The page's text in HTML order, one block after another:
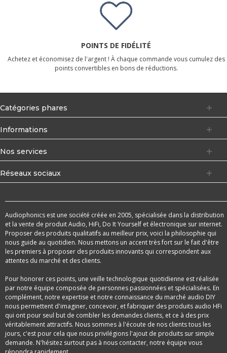
POINTS DE FIDÉLITÉ
Achetez et économisez de l'argent ! À chaque commande vous cumulez des
points convertibles en bons de réductions.
Catégories phares
Informations
Nos services
Réseaux sociaux
Audiophonics est une société créée en 2005, spécialisée dans la distribution
et la vente de produit Audio, HiFi, Do It Yourself et électronique sur internet.
Proposer des produits qualitatifs au meilleur prix, voici la philosophie qui
nous guide au quotidien. Nous mettons un accent très fort sur le fait d'être
les premiers à proposer des produits innovants qui correspondent aux
attentes du marché et des clients.
Pour honorer ces points, une veille technologique quotidienne est réalisée
par notre équipe composée de personnes passionnées et spécialisées. En
complément, notre expertise et notre connaissance du marché audio DIY
nous permettent d'imaginer, concevoir, et fabriquer des produits audio HFi
qui ont pour seul but de combler les demandes clients, et ce à des prix
véritablement attractifs. Nous sommes à l'écoute de nos clients tous les
jours, c'est pour cela que nous privilégions l'ajout de produits sur simple
demande. N'hésitez surtout pas à nous contacter, notre équipe vous